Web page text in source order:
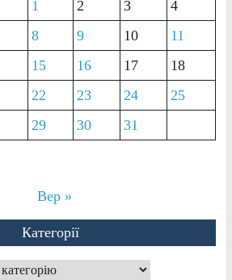
1
2 3
4
8 9 10
11
15 16 17
18
22 23 24
25
29 30 31
Вер »
Категорії